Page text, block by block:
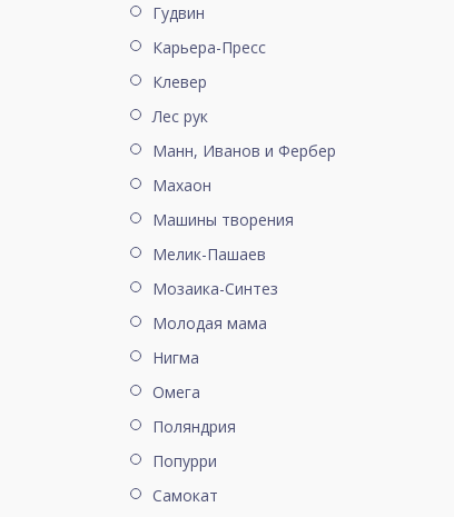
Гудвин
Карьера-Пресс
Клевер
Лес рук
Манн, Иванов и Фербер
Махаон
Машины творения
Мелик-Пашаев
Мозаика-Синтез
Молодая мама
Нигма
Омега
Поляндрия
Попурри
Самокат